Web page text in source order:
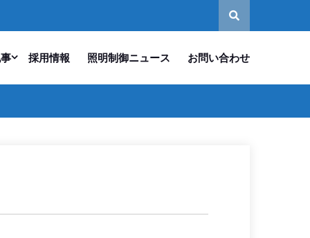
採用情報 照明制御ニュース お問い合わせ